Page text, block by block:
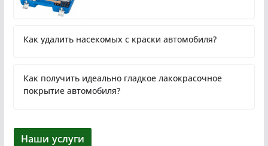
Как удалить насекомых с краски автомобиля?
Как получить идеально гладкое лакокрасочное
покрытие автомобиля?
Наши услуги